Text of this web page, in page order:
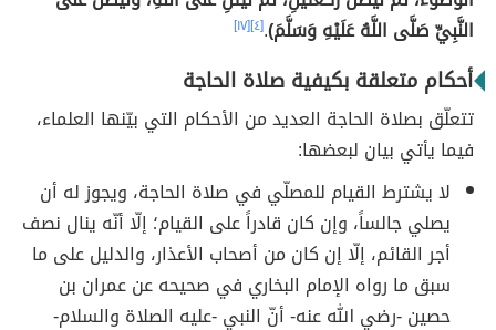
النَّبِيِّ صَلَّى اللَّهُ عَلَيْهِ وَسَلَّمَ).[٤] [١٧]
أحكام متعلقة بكيفية صلاة الحاجة
تتعلّق بصلاة الحاجة العديد من الأحكام التي بيّنها العلماء،
فيما يأتي بيان لبعضها:
لا يشترط القيام للمصلّي في صلاة الحاجة، ويجوز له أن
يصلي جالساً، وإن كان قادراً على القيام؛ إلّا أنّه ينال نصف
أجر القائم، إلّا إن كان من أصحاب الأعذار، والدليل على ما
سبق ما رواه الإمام البخاري في صحيحه عن عمران بن
حصين -رضي الله عنه- أنّ النبي -عليه الصلاة والسلام-